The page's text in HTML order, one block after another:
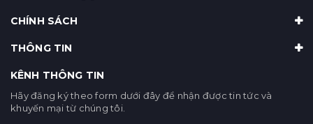
CHÍNH SÁCH
THÔNG TIN
KÊNH THÔNG TIN
Hãy đăng ký theo form dưới đây để nhận được tin tức và
khuyến mại từ chúng tôi.